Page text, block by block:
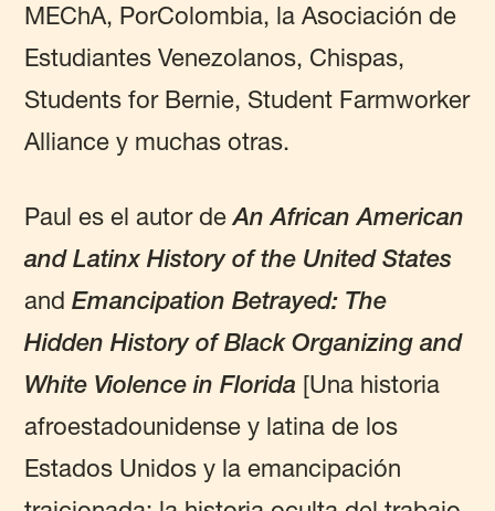
MEChA, PorColombia, la Asociación de
Estudiantes Venezolanos, Chispas,
Students for Bernie, Student Farmworker
Alliance y muchas otras.
Paul es el autor deAn African American
and Latinx History of the United States
andEmancipation Betrayed: The
Hidden History of Black Organizing and
White Violence in Florida [Una historia
afroestadounidense y latina de los
Estados Unidos y la emancipación